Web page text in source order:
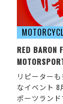
RED BARON
リピーター
なイベント 8
ポーツラン